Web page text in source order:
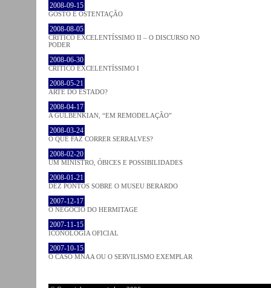
2008-09-15
GOSTO E OSTENTAÇÃO
2008-08-05
CRÍTICO EXCELENTÍSSIMO II – O DISCURSO NO
PODER
2008-06-30
CRÍTICO EXCELENTÍSSIMO I
2008-05-21
ARTE DO ESTADO?
2008-04-17
A GULBENKIAN, “EM REMODELAÇÃO”
2008-03-24
O QUE FAZ CORRER SERRALVES?
2008-02-20
UM MINISTRO, ÓBICES E POSSIBILIDADES
2008-01-21
DEZ PONTOS SOBRE O MUSEU BERARDO
2007-12-17
O NEGÓCIO DO HERMITAGE
2007-11-15
ICONOLOGIA OFICIAL
2007-10-15
O CASO MNAA OU O SERVILISMO EXEMPLAR